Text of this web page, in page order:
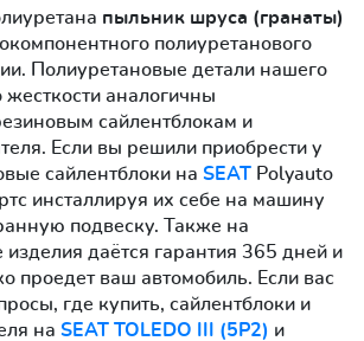
пыльник шруса (гранаты)
полиуретанового
Полиуретановые детали нашего
жесткости аналогичны
сайлентблокам и
Если вы решили приобрести у
сайлентблоки на SEAT Polyauto
инсталлируя их себе на машину
подвеску. Также на
изделия даётся гарантия 365 дней и
проедет ваш автомобиль. Если вас
где купить, сайлентблоки и
на SEAT TOLEDO III (5P2) и